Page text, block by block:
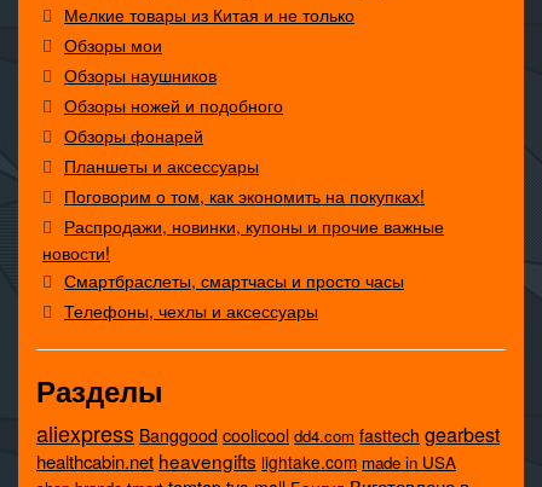
Мелкие товары из Китая и не только
Обзоры мои
Обзоры наушников
Обзоры ножей и подобного
Обзоры фонарей
Планшеты и аксессуары
Поговорим о том, как экономить на покупках!
Распродажи, новинки, купоны и прочие важные
новости!
Смартбраслеты, смартчасы и просто часы
Телефоны, чехлы и аксессуары
Разделы
aliexpress Banggood coolicool dd4.com fasttech gearbest
healthcabin.net heavengifts lightake.com made in USA